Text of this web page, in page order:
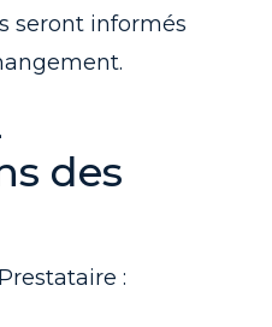
seront informés
des
: